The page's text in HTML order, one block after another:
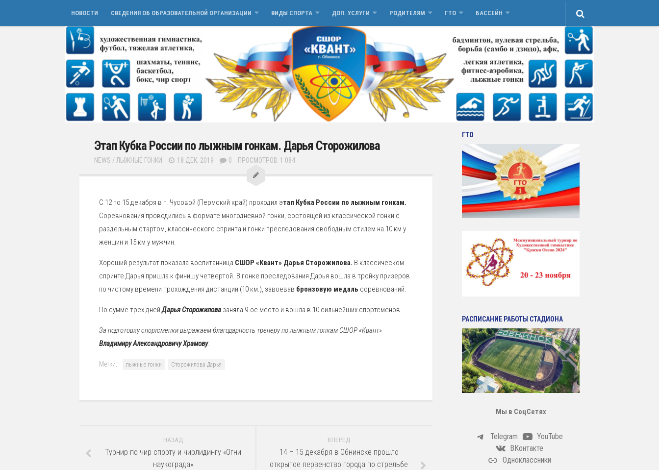
НОВОСТИ СВЕДЕНИЯ ОБ ОБРАЗОВАТЕЛЬНОЙ ОРГАНИЗАЦИИ ВИДЫ СПОРТА ДОП. УСЛУГИ РОДИТЕЛЯМ ГТО БАССЕЙН
Этап Кубка России по лыжным гонкам. Дарья Сторожилова
NEWS / ЛЫЖНЫЕ ГОНКИ 18 ДЕК, 2019 0 ПРОСМОТРОВ: 1 084
С 12 по 15 декабря в г. Чусовой (Пермский край) проходил этап Кубка России по лыжным гонкам.
Соревнования проводились в формате многодневной гонки, состоящей из классической гонки с
раздельным стартом, классического спринта и гонки преследования свободным стилем на 10 км у
женщин и 15 км у мужчин.
Хороший результат показала воспитанница СШОР «Квант» Дарья Сторожилова. В классическом
спринте Дарья пришла к финишу четвертой. В гонке преследования Дарья вошла в тройку призеров
по чистому времени прохождения дистанции (10 км.), завоевав бронзовую медаль соревнований.
По сумме трех днейДарья Сторожилова заняла 9-ое место и вошла в 10 сильнейших спортсменов.
За подготовку спортсменки выражаем благодарность тренеру по лыжным гонкам СШОР «Квант»
Владимиру Александровичу Храмову.
Метки: лыжные гонки Сторожилова Дарья
ВПЕРЕД
14 – 15 декабря в Обнинске прошло
открытое первенство города по стрельбе
НАЗАД
Турнир по чир спорту и чирлидингу «Огни
наукограда»
ГТО
РАСПИСАНИЕ РАБОТЫ СТАДИОНА
Мы в СоцСетях
Telegram
YouTube
ВКонтакте
Одноклассники